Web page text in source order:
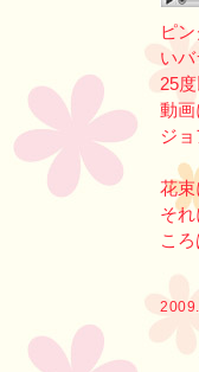
ピ
いバ
25
動画
ジ
花
そ
こ